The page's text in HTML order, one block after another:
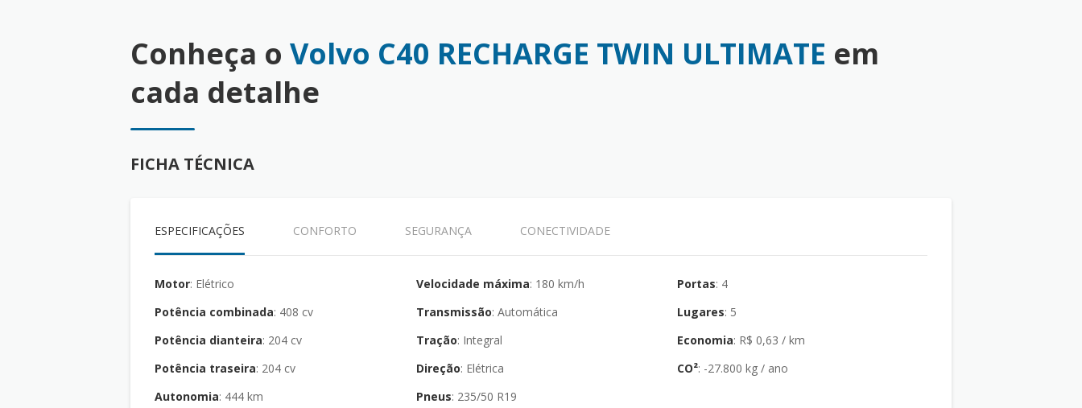
Conheça o Volvo C40 RECHARGE TWIN ULTIMATE em
cada detalhe
FICHA TÉCNICA
ESPECIFICAÇÕES CONFORTO SEGURANÇA CONECTIVIDADE
Motor : Elétrico
Potência combinada : 408 cv
Potência dianteira : 204 cv
Potência traseira : 204 cv
Autonomia : 444 km
Velocidade máxima : 180 km/h
Transmissão : Automática
Tração : Integral
Direção : Elétrica
Pneus : 235/50 R19
Portas : 4
Lugares : 5
Economia : R$ 0,63 / km
CO² : -27.800 kg / ano